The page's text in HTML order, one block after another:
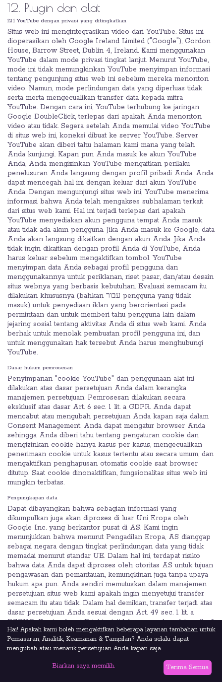
12. Plugin dan alat
12.1 YouTube dengan privasi yang ditingkatkan
Situs web ini mengintegrasikan video dari YouTube. Situs ini
dioperasikan oleh Google Ireland Limited ("Google"), Gordon
House, Barrow Street, Dublin 4, Ireland. Kami menggunakan
YouTube dalam mode privasi tingkat lanjut. Menurut YouTube,
mode ini tidak memungkinkan YouTube menyimpan informasi
tentang pengunjung situs web ini sebelum mereka menonton
video. Namun, mode perlindungan data yang diperluas tidak
serta merta mengecualikan transfer data kepada mitra
YouTube. Dengan cara ini, YouTube terhubung ke jaringan
Google DoubleClick, terlepas dari apakah Anda menonton
video atau tidak. Segera setelah Anda memulai video YouTube
di situs web ini, koneksi dibuat ke server YouTube. Server
YouTube akan diberi tahu halaman kami mana yang telah
Anda kunjungi. Kapan pun Anda masuk ke akun YouTube
Anda, Anda mengizinkan YouTube mengaitkan perilaku
penelusuran Anda langsung dengan profil pribadi Anda. Anda
dapat mencegah hal ini dengan keluar dari akun YouTube
Anda. Dengan mengunjungi situs web ini, YouTube menerima
informasi bahwa Anda telah mengakses subhalaman terkait
dari situs web kami. Hal ini terjadi terlepas dari apakah
YouTube menyediakan akun pengguna tempat Anda masuk
atau tidak ada akun pengguna. Jika Anda masuk ke Google, data
Anda akan langsung dikaitkan dengan akun Anda. Jika Anda
tidak ingin dikaitkan dengan profil Anda di YouTube, Anda
harus keluar sebelum mengaktifkan tombol. YouTube
menyimpan data Anda sebagai profil pengguna dan
menggunakannya untuk periklanan, riset pasar, dan/atau desain
situs webnya yang berbasis kebutuhan. Evaluasi semacam itu
dilakukan khususnya (bahkan עבור pengguna yang tidak
masuk) untuk penyediaan iklan yang berorientasi pada
permintaan dan untuk memberi tahu pengguna lain dalam
jejaring sosial tentang aktivitas Anda di situs web kami. Anda
berhak untuk menolak pembuatan profil pengguna ini, dan
untuk menggunakan hak tersebut Anda harus menghubungi
YouTube.
Dasar hukum pemrosesan
Penyimpanan "cookie YouTube" dan penggunaan alat ini
dilakukan atas dasar persetujuan Anda dalam kerangka
manajemen persetujuan. Pemrosesan dilakukan secara
eksklusif atas dasar Art. 6 sec. 1 lit. a GDPR. Anda dapat
mencabut atau mengubah persetujuan Anda kapan saja dalam
Consent Management. Anda dapat mengatur browser Anda
sehingga Anda diberi tahu tentang pengaturan cookie dan
mengizinkan cookie hanya kasus per kasus, mengecualikan
penerimaan cookie untuk kasus tertentu atau secara umum, dan
mengaktifkan penghapusan otomatis cookie saat browser
ditutup. Saat cookie dinonaktifkan, fungsionalitas situs web ini
mungkin terbatas.
Pengungkapan data
Dapat dibayangkan bahwa sebagian informasi yang
dikumpulkan juga akan diproses di luar Uni Eropa oleh
Google Inc. yang berkantor pusat di AS. Kami ingin
menunjukkan bahwa menurut Pengadilan Eropa, AS dianggap
sebagai negara dengan tingkat perlindungan data yang tidak
memadai menurut standar UE. Dalam hal ini, terdapat risiko
bahwa data Anda dapat diproses oleh otoritas AS untuk tujuan
pengawasan dan pemantauan, kemungkinan juga tanpa upaya
hukum apa pun. Anda sendiri memutuskan dalam manajemen
persetujuan situs web kami apakah ingin menyetujui transfer
semacam itu atau tidak. Dalam hal demikian, transfer terjadi atas
dasar persetujuan Anda sesuai dengan Art. 49 sec. 1 lit. a
DSGVO. Kami, sebagai Brightest, tidak meneruskan data pribadi
apa pun sendiri.
Kemungkinan keberatan
pengguna mereka dapat direkam saat mengunjungi halaman
YouTube kami melalui pengaturan preferensi iklan. Untuk
Hai! Apakah kami boleh mengaktifkan beberapa layanan tambahan untuk
Pemasaran, Analitik, Keamanan & Tampilan? Anda selalu dapat
mengubah atau menarik persetujuan Anda kapan saja.
Biarkan saya memilih. Terima Semua